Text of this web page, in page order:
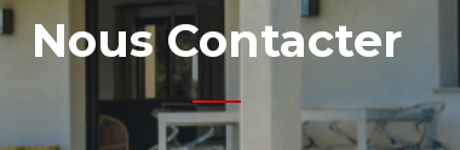
Nous Contacter